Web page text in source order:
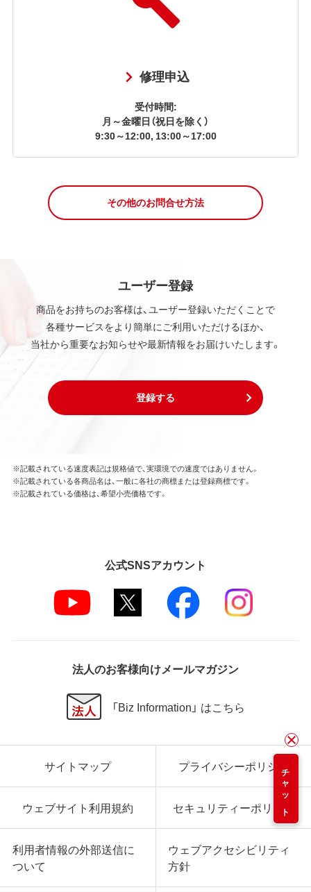
修理申込
受付時間:
月～金曜日（祝日を除く）
9:30～12:00, 13:00～17:00
その他のお問合せ方法
ユーザー登録
商品をお持ちのお客様は、ユーザー登録いただくことで
各種サービスをより簡単にご利用いただけるほか、
当社から重要なお知らせや最新情報をお届けいたします。
登録する
チャット
※記載されている速度表記は規格値で、実環境での速度ではありません。
※記載されている各商品名は、一般に各社の商標または登録商標です。
※記載されている価格は、希望小売価格です。
公式SNSアカウント
法人のお客様向けメールマガジン
「Biz Information」 はこちら
サイトマップ プライバシーポリシー
ウェブサイト利用規約 セキュリティーポリシー
利用者情報の外部送信に
ついて
ウェブアクセシビリティ
方針